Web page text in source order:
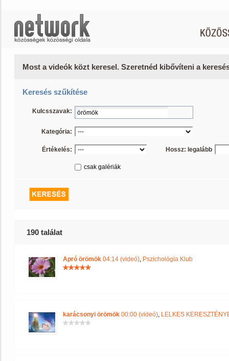
Most a videók közt keresel. Szeretnéd kibővíteni a
Keresés szűkítése
Kulcsszavak:
Kategória:
Értékelés: Hossz: legalább
csak galériák
190 találat
Apró örömök 04:14 (videó), Pszichológia Klub
karácsonyi örömök 00:00 (videó), LELKES